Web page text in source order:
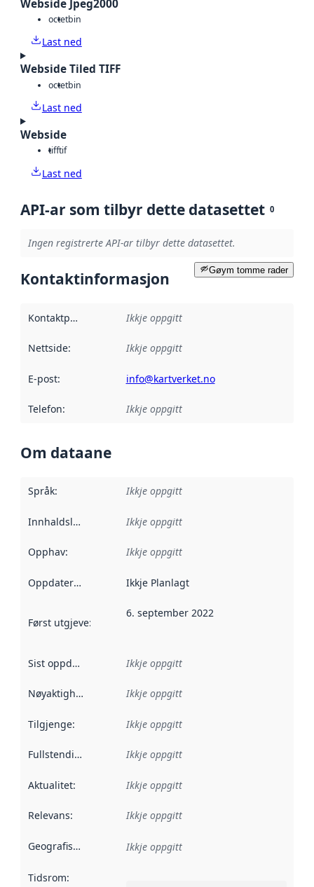
Webside Jpeg2000
octetbin
Last ned
Webside Tiled TIFF
octetbin
Last ned
Webside
tifftif
Last ned
API-ar som tilbyr dette datasettet 0
Ingen registrerte API-ar tilbyr dette datasettet.
Gøym tomme rader
Kontaktinformasjon
Kontaktpunkt Ikkje oppgitt
Nettside: Ikkje oppgitt
E-post: info@kartverket.no
Telefon: Ikkje oppgitt
Om dataane
Språk: Ikkje oppgitt
Innhaldsleverandørar :
Ikkje oppgitt
Opphav: Ikkje oppgitt
Oppdateringsfrekvens :
Ikkje Planlagt
Først utgjeve: Denne datoen seier når dataa i dette
6. september 2022
Sist oppdatert Ikkje oppgitt
Nøyaktigheit Ikkje oppgitt
Tilgjenge: Ikkje oppgitt
Fullstendigheit Ikkje oppgitt
Aktualitet: Ikkje oppgitt
Relevans: Ikkje oppgitt
Geografisk område Ikkje oppgitt
Tidsrom: